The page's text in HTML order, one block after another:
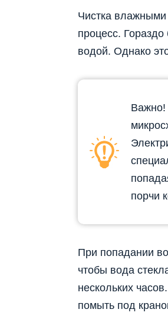
Чистка влажными
процесс.
водой. Однако
Важно!
порчи
При попадании
чтобы вода
нескольких
помыть под